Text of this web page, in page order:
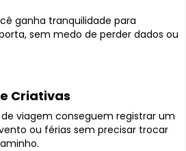
ganha tranquilidade para
sem medo de perder dados ou
Criativas
viagem conseguem registrar um
ou férias sem precisar trocar